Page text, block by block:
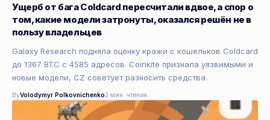
Ущерб от бага Coldcard пересчитали вдвое, а спор о
том, какие модели затронуты, оказался решён не в
пользу владельцев
Galaxy Research подняла оценку кражи с кошельков Coldcard
до 1367 BTC с 4585 адресов. Coinkite признала уязвимыми и
новые модели, CZ советует разносить средства.
ByVolodymyr Polkovnichenko3 мин. чтения